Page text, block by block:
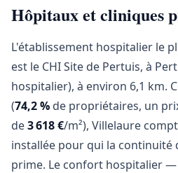
Hôpitaux et cliniques
L'établissement hospitalier le
est le CHI Site de Pertuis, à
hospitalier), à environ 6,1 km.
(74,2 % de propriétaires, un
de3 618 €/m²), Villelaure
installée pour qui la continuité
prime. Le confort hospitalier